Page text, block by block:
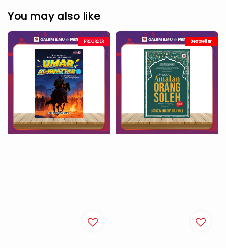
You may also like
PREORDER Bestseller